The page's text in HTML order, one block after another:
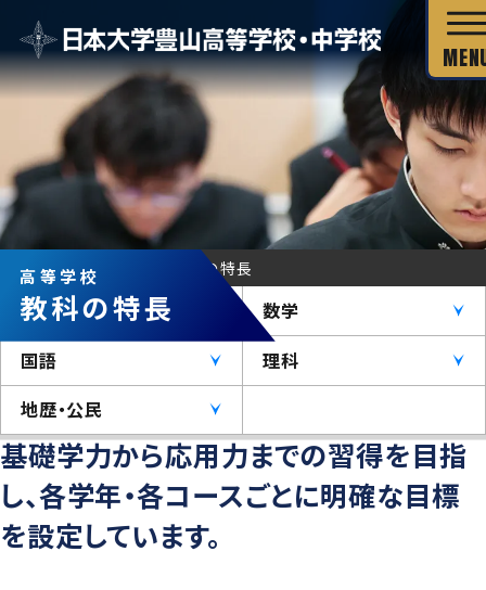
校長あいさつ
教育目標
スクール・ミッション
沿革・校歌
施設・設備
日本大学について
独自の教育システム
グローバル教育
教科の特長
カリキュラム・シラバス
年間行事
教科の特長
カリキュラム・シラバス
グローバル教育
進学コース
キャリア教育
進路指導
高等学校
教科の特長
HOME 高等学校 教科の特長
英語
数学
国語
理科
地歴・公民
基礎学力から応用力までの習得を目指
し、各学年・各コースごとに明確な目標
を設定しています。